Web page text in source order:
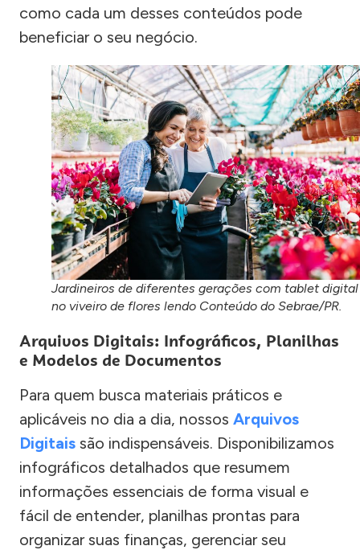
como cada um desses conteúdos pode
beneficiar o seu negócio.
Jardineiros de diferentes gerações com tablet digital
no viveiro de flores lendo Conteúdo do Sebrae/PR.
Arquivos Digitais: Infográficos, Planilhas
e Modelos de Documentos
Para quem busca materiais práticos e
aplicáveis no dia a dia, nossos Arquivos
Digitais são indispensáveis. Disponibilizamos
infográficos detalhados que resumem
informações essenciais de forma visual e
fácil de entender, planilhas prontas para
organizar suas finanças, gerenciar seu